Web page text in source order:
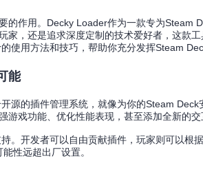
的作用。Decky Loader作为一款专为Steam
，还是追求深度定制的技术爱好者，这款
使用方法和技巧，帮助你充分发挥Steam
能
源的插件管理系统，就像为你的Steam
戏功能、优化性能表现，甚至添加全新的交
。开发者可以自由贡献插件，玩家则可以根
性远超出厂设置。